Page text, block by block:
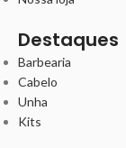
Destaques
Barbearia
Cabelo
Unha
Kits